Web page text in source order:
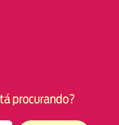
procurando?